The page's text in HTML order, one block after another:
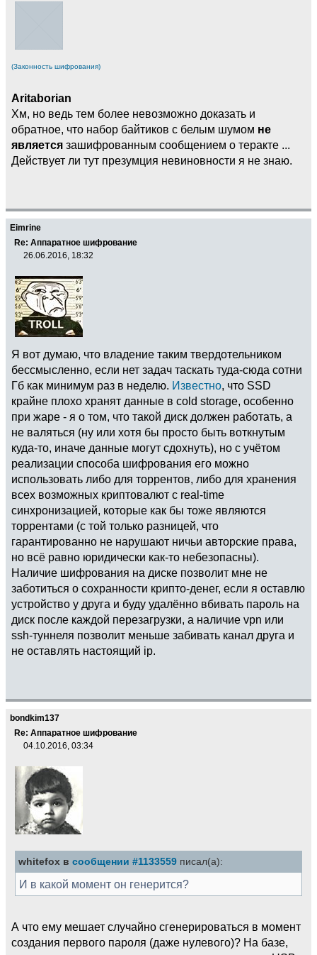
(Законность шифрования)
Aritaborian
Хм, но ведь тем более невозможно доказать и
обратное, что набор байтиков с белым шумом не
является зашифрованным сообщением о теракте ...
Действует ли тут презумция невиновности я не знаю.
Eimrine
Re: Аппаратное шифрование
26.06.2016, 18:32
Я вот думаю, что владение таким твердотельником
бессмысленно, если нет задач таскать туда-сюда сотни
Гб как минимум раз в неделю. Известно, что SSD
крайне плохо хранят данные в cold storage, особенно
при жаре - я о том, что такой диск должен работать, а
не валяться (ну или хотя бы просто быть воткнутым
куда-то, иначе данные могут сдохнуть), но с учётом
реализации способа шифрования его можно
использовать либо для торрентов, либо для хранения
всех возможных криптовалют с real-time
синхронизацией, которые как бы тоже являются
торрентами (с той только разницей, что
гарантированно не нарушают ничьи авторские права,
но всё равно юридически как-то небезопасны).
Наличие шифрования на диске позволит мне не
заботиться о сохранности крипто-денег, если я оставлю
устройство у друга и буду удалённо вбивать пароль на
диск после каждой перезагрузки, а наличие vpn или
ssh-туннеля позволит меньше забивать канал друга и
не оставлять настоящий ip.
bondkim137
Re: Аппаратное шифрование
04.10.2016, 03:34
whitefox в сообщении #1133559 писал(а):
И в какой момент он генерится?
А что ему мешает случайно сгенерироваться в момент
создания первого пароля (даже нулевого)? На базе,